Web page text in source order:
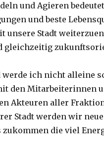
und Agieren
und beste
unsere Stadt
gleichzeitig
werde ich nicht alleine
den Mitarbeiterinnen
Akteuren aller
Stadt werden wir
zukommen die viel